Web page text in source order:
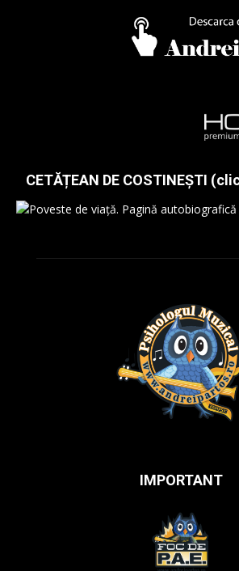
CETĂȚEAN DE COSTINEȘTI
IMPORTANT